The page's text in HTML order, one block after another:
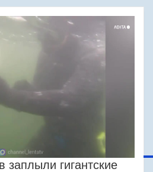
заплыли гигантские